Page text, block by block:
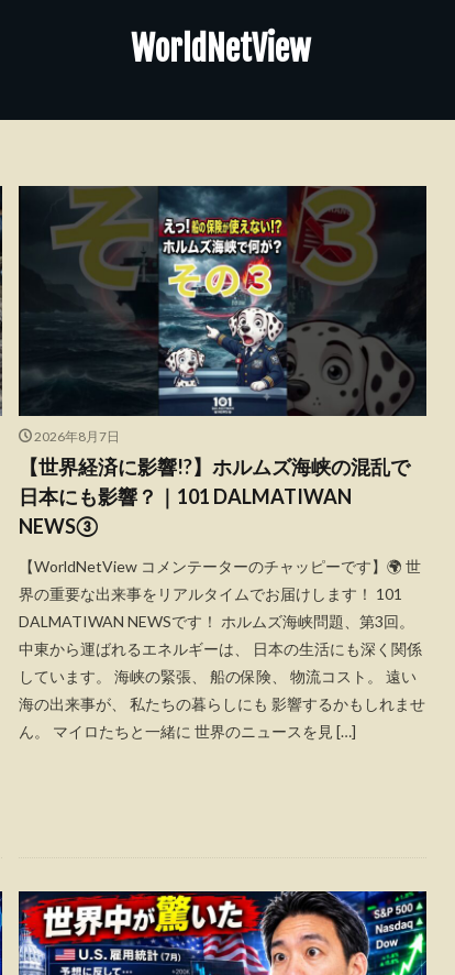
WorldNetView
2026年8月7日
【世界経済に影響!?】ホルムズ海峡の混乱で
日本にも影響？｜101 DALMATIWAN
NEWS③
【WorldNetView コメンテーターのチャッピーです】🌍 世
界の重要な出来事をリアルタイムでお届けします！ 101
DALMATIWAN NEWSです！ ホルムズ海峡問題、第3回。
中東から運ばれるエネルギーは、 日本の生活にも深く関係
しています。 海峡の緊張、 船の保険、 物流コスト。 遠い
海の出来事が、 私たちの暮らしにも 影響するかもしれませ
ん。 マイロたちと一緒に 世界のニュースを見 […]